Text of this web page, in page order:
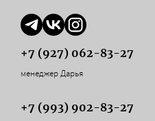
+7 (927) 062-83-27
менеджер Дарья
+7 (993) 902-83-27